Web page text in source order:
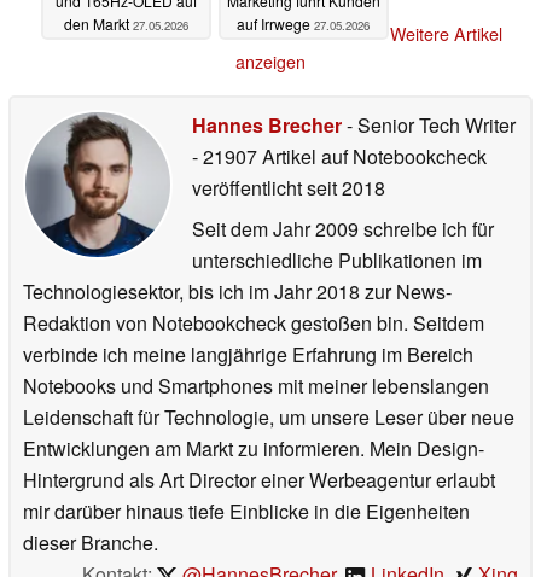
den Markt 27.05.2026
auf Irrwege 27.05.2026
Weitere Artikel
anzeigen
Hannes Brecher- Senior Tech Writer
- 21907 Artikel auf Notebookcheck
veröffentlichtseit 2018
Seit dem Jahr 2009 schreibe ich für
unterschiedliche Publikationen im
Technologiesektor, bis ich im Jahr 2018 zur News-
Redaktion von Notebookcheck gestoßen bin. Seitdem
verbinde ich meine langjährige Erfahrung im Bereich
Notebooks und Smartphones mit meiner lebenslangen
Leidenschaft für Technologie, um unsere Leser über neue
Entwicklungen am Markt zu informieren. Mein Design-
Hintergrund als Art Director einer Werbeagentur erlaubt
mir darüber hinaus tiefe Einblicke in die Eigenheiten
dieser Branche.